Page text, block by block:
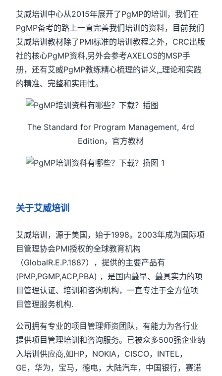
艾威培训中心从2015年展开了PgMP的培训，我们在
PgMP备考的路上一直完善我们培训的资料，目前我们
艾威培训教材除了PMI标准的培训教程之外，CRC出版
社的核心PgMP资料,另外会参考AXELOS的MSP手
册，还有艾威PgMP教练精心梳理的讲义,_理论和实践
的精准、完整和实用性。
The Standard for Program Management, 4rd
Edition，官方教材
关于艾威培训
艾威培训，源于美国，始于1998。2003年成为国际项
目管理协会PMI授权的全球教育机构
（GlobalR.E.P.1887），提供的主要产品有
(PMP,PGMP,ACP,PBA) ，是国内蕞早、蕞具实力的项
目管理认证、培训和咨询机构，一直专注于全方位项
目管理服务机构.
公司拥有专业的项目管理师资团队，有能力为各行业
提供项目管理培训和咨询服务。已被众多500强企业纳
入培训供应商,如HP，NOKIA，CISCO，INTEL，
GE，华为，宝马，德电，大陆汽车，中国银行，赛诺